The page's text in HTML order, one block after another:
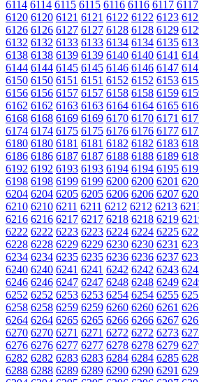
6114 6114 6115 6115 6116 6116 6117 6117
6120 6120 6121 6121 6122 6122 6123
6126 6126 6127 6127 6128 6128 6129
6132 6132 6133 6133 6134 6134 6135
6138 6138 6139 6139 6140 6140 6141
6144 6144 6145 6145 6146 6146 6147
6150 6150 6151 6151 6152 6152 6153
6156 6156 6157 6157 6158 6158 6159
6162 6162 6163 6163 6164 6164 6165
6168 6168 6169 6169 6170 6170 6171
6174 6174 6175 6175 6176 6176 6177
6180 6180 6181 6181 6182 6182 6183
6186 6186 6187 6187 6188 6188 6189
6192 6192 6193 6193 6194 6194 6195
6198 6198 6199 6199 6200 6200 6201
6204 6204 6205 6205 6206 6206 6207
6210 6210 6211 6211 6212 6212 6213
6216 6216 6217 6217 6218 6218 6219
6222 6222 6223 6223 6224 6224 6225
6228 6228 6229 6229 6230 6230 6231
6234 6234 6235 6235 6236 6236 6237
6240 6240 6241 6241 6242 6242 6243
6246 6246 6247 6247 6248 6248 6249
6252 6252 6253 6253 6254 6254 6255
6258 6258 6259 6259 6260 6260 6261
6264 6264 6265 6265 6266 6266 6267
6270 6270 6271 6271 6272 6272 6273
6276 6276 6277 6277 6278 6278 6279
6282 6282 6283 6283 6284 6284 6285
6288 6288 6289 6289 6290 6290 6291